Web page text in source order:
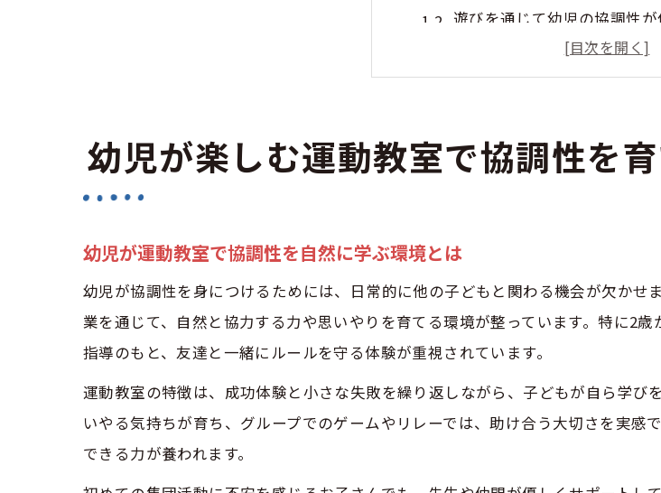
遊びを通じて幼児の協調性
幼児期の運動教室で身につく
熊本県の幼児向け運動教室で身
幼児の協調性を高める熊本県
熊本県の幼児運動教室で身
運動教室で幼児が体験でき
協調性重視ならどんな運動教室選
幼児の協調性を育てる教室
協調性重視の幼児運動教室
幼児が楽しむ運動教室で協調性を
幼児が運動教室で協調性を自然に学ぶ環境とは
幼児が協調性を身につけるためには、日常的に他の子どもと関わる機会が欠か
業を通じて、自然と協力する力や思いやりを育てる環境が整っています。特に2
指導のもと、友達と一緒にルールを守る体験が重視されています。
運動教室の特徴は、成功体験と小さな失敗を繰り返しながら、子どもが自ら学
いやる気持ちが育ち、グループでのゲームやリレーでは、助け合う大切さを実
できる力が養われます。